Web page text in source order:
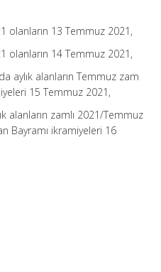
olanların 13 Temmuz 2021,
olanların 14 Temmuz 2021,
aylık alanların Temmuz zam
15 Temmuz 2021,
alanların zamlı 2021/Temmuz
Bayramı ikramiyeleri 16